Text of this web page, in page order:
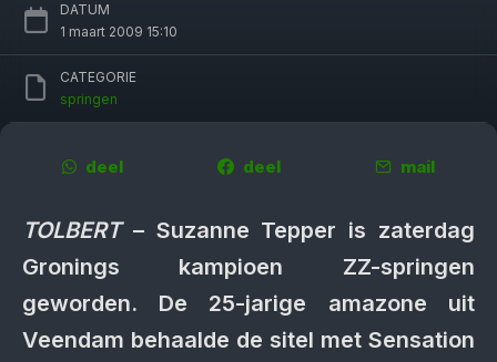
DATUM
1 maart 2009 15:10
CATEGORIE
springen
deel deel mail
TOLBERT– Suzanne Tepper is zaterdag
Gronings kampioen ZZ-springen
geworden. De 25-jarige amazone uit
Veendam behaalde de sitel met Sensation